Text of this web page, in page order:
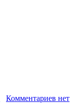
Комментариев нет